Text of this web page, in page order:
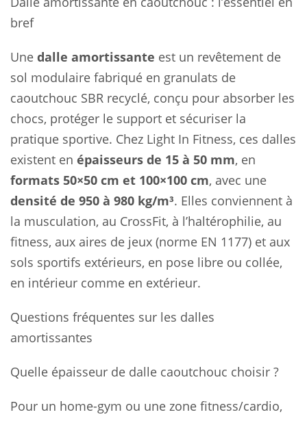
bref
Une dalle amortissante est un revêtement de
sol modulaire fabriqué en granulats de
caoutchouc SBR recyclé, conçu pour absorber les
chocs, protéger le support et sécuriser la
pratique sportive. Chez Light In Fitness, ces dalles
existent en épaisseurs de 15 à 50 mm, en
formats 50×50 cm et 100×100 cm, avec une
densité de 950 à 980 kg/m³. Elles conviennent à
la musculation, au CrossFit, à l’haltérophilie, au
fitness, aux aires de jeux (norme EN 1177) et aux
sols sportifs extérieurs, en pose libre ou collée,
en intérieur comme en extérieur.
Questions fréquentes sur les dalles
amortissantes
Quelle épaisseur de dalle caoutchouc choisir ?
Pour un home-gym ou une zone fitness/cardio,